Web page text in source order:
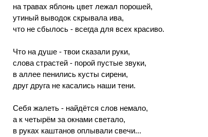
на травах яблонь цвет лежал порошей,
утиный выводок скрывала ива,
что не сбылось - всегда для всех красиво.
Что на душе - твои сказали руки,
слова страстей - порой пустые звуки,
в аллее пенились кусты сирени,
друг друга не касались наши тени.
Себя жалеть - найдётся слов немало,
а к четырём за окнами светало,
в руках каштанов оплывали свечи...